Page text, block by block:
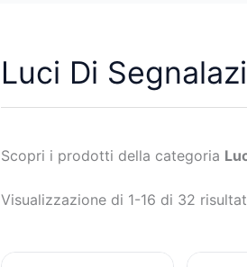
Luci Di
Scopri i prodotti della categoria
Visualizzazione di 1-16 di 32